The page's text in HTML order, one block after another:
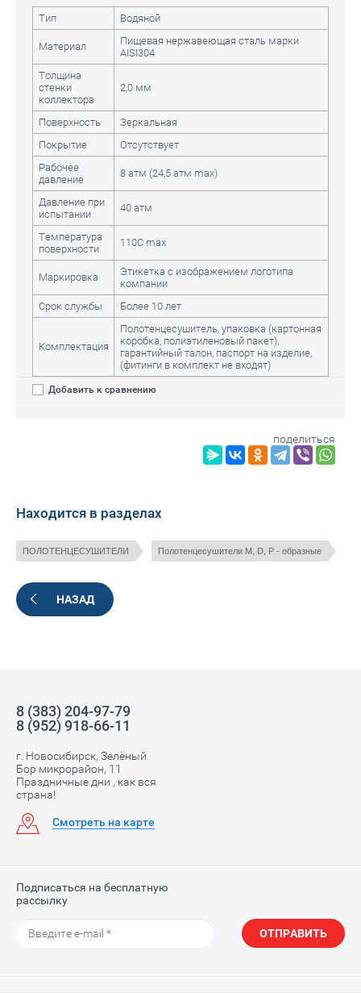
Тип Водяной
Материал
Пищевая нержавеющая сталь марки
AISI304
Толщина
стенки
коллектора
2,0 мм
Поверхность
Зеркальная
Покрытие
Отсутствует
Рабочее
давление
8 атм (24,5 атм max)
Давление при
испытании
40 атм
Температура
поверхности
110С max
Маркировка
Этикетка с изображением логотипа
компании
Срок службы
Более 10 лет
Комплектация
Полотенцесушитель, упаковка (картонная
коробка, полиэтиленовый пакет),
гарантийный талон, паспорт на изделие,
(фитинги в комплект не входят)
Добавить к сравнению
поделиться
Находится в разделах
ПОЛОТЕНЦЕСУШИТЕЛИ Полотенцесушители M, D, P - образные
НАЗАД
8 (383) 204-97-79
8 (952) 918-66-11
г. Новосибирск, Зелёный
Бор микрорайон, 11
Праздничные дни , как вся
страна!
Смотреть на карте
Подписаться на бесплатную
рассылку
ОТПРАВИТЬ